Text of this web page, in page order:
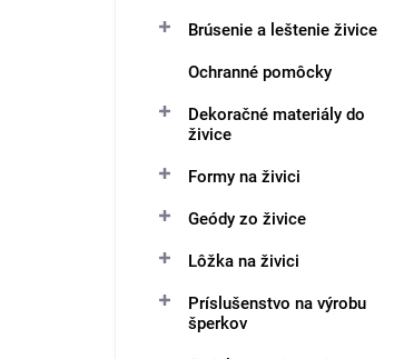
Brúsenie a leštenie živice
Ochranné pomôcky
Dekoračné materiály do
živice
Formy na živici
Geódy zo živice
Lôžka na živici
Príslušenstvo na výrobu
šperkov